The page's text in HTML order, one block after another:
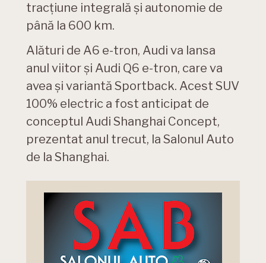
tracțiune integrală și autonomie de
până la 600 km.
Alături de A6 e-tron, Audi va lansa
anul viitor și Audi Q6 e-tron, care va
avea și variantă Sportback. Acest SUV
100% electric a fost anticipat de
conceptul Audi Shanghai Concept,
prezentat anul trecut, la Salonul Auto
de la Shanghai.